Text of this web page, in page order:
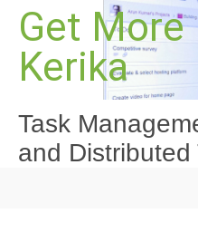
Μετάβαση
περιεχόμενο
Get More
Kerika
Task
and Distributed